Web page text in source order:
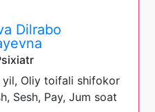
Dilrabo
yil, Oliy toifali shifokor
Sesh, Pay, Jum soat